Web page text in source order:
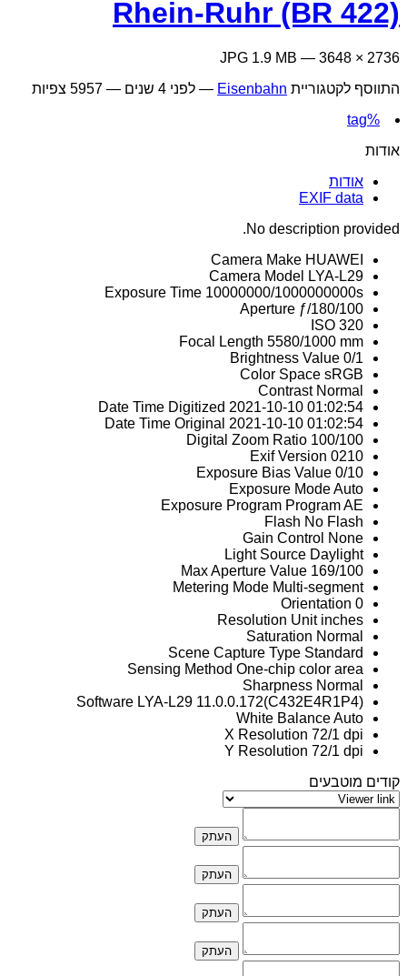
Rhein-Ruhr (BR 422)
2736 × 3648 — JPG 1.9 MB
התווסף לקטגוריית Eisenbahn
— לפני 4 שנים
— 5957 צפיות
%tag
אודות
אודות
EXIF data
No description provided.
Camera Make HUAWEI
Camera Model
LYA-L29
Exposure Time 10000000/1000000000s
Aperture ƒ/180/100
ISO 320
Focal Length 5580/1000 mm
Brightness Value 0/1
Color Space sRGB
Contrast Normal
Date Time Digitized 2021-10-10 01:02:54
Date Time Original 2021-10-10 01:02:54
Digital Zoom Ratio 100/100
Exif Version 0210
Exposure Bias Value 0/10
Exposure ModeAuto
Exposure Program Program AE
Flash No Flash
Gain Control None
Light Source Daylight
Max Aperture Value 169/100
Metering Mode Multi-segment
Orientation 0
Resolution Unit inches
Saturation Normal
Scene Capture Type Standard
Sensing Method One-chip color area
Sharpness Normal
Software LYA-L29 11.0.0.172(C432E4R1P4)
White BalanceAuto
X Resolution 72/1 dpi
Y Resolution 72/1 dpi
קודים מוטבעים
העתק
העתק
העתק
העתק